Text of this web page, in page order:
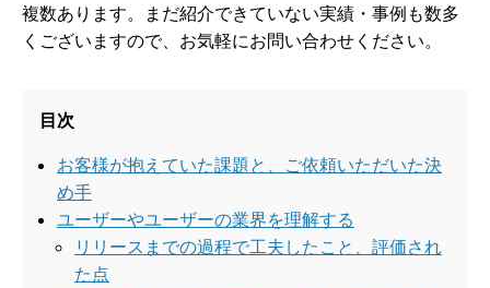
複数あります。まだ紹介できていない実績・事例も数多
くございますので、お気軽にお問い合わせください。
目次
お客様が抱えていた課題と、ご依頼いただいた決
め手
ユーザーやユーザーの業界を理解する
リリースまでの過程で工夫したこと、評価され
た点